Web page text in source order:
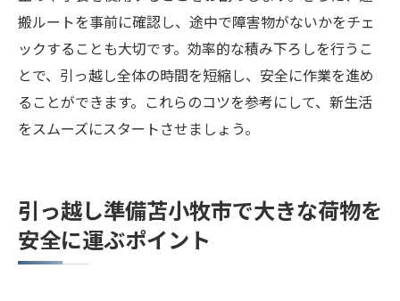
搬ルートを事前に確認し、途中で障害物がないかをチェ
ックすることも大切です。効率的な積み下ろしを行うこ
とで、引っ越し全体の時間を短縮し、安全に作業を進め
ることができます。これらのコツを参考にして、新生活
をスムーズにスタートさせましょう。
引っ越し準備苫小牧市で大きな荷物を
安全に運ぶポイント